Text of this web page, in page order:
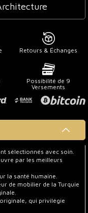
Retours & Échanges
Possibilité de 9
Versements
sélectionnés avec soin.
par les meilleurs
la santé humaine.
de mobilier de la Turquie
qui privilégie